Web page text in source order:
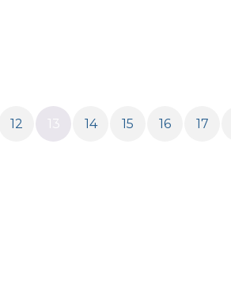
12 13 14 15 16 17